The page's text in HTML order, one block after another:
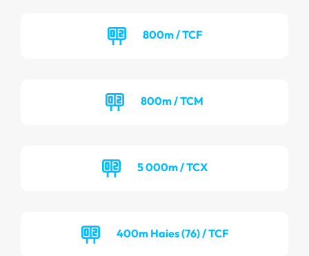
800m / TCF
800m / TCM
5 000m / TCX
400m Haies (76) / TCF